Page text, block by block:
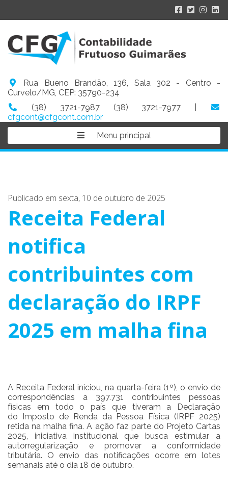
Rua Bueno Brandão, 136, Sala 302 - Centro -
Curvelo/MG, CEP: 35790-234
(38) 3721-7987 (38) 3721-7977 |
cfgcont@cfgcont.com.br
Menu principal
Publicado em sexta, 10 de outubro de 2025
Receita Federal
notifica
contribuintes com
declaração do IRPF
2025 em malha fina
A Receita Federal iniciou, na quarta-feira (1º), o envio de
correspondências a 397.731 contribuintes pessoas
físicas em todo o país que tiveram a Declaração
do Imposto de Renda da Pessoa Física (IRPF 2025)
retida na malha fina. A ação faz parte do Projeto Cartas
2025, iniciativa institucional que busca estimular a
autorregularização e promover a conformidade
tributária. O envio das notificações ocorre em lotes
semanais até o dia 18 de outubro.